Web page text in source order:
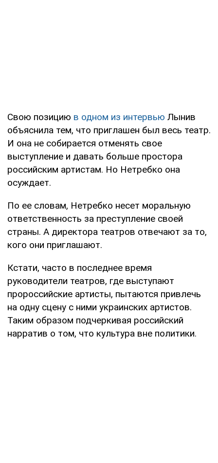
Свою позицию в одном из интервью Лынив
объяснила тем, что приглашен был весь театр.
И она не собирается отменять свое
выступление и давать больше простора
российским артистам. Но Нетребко она
осуждает.
По ее словам, Нетребко несет моральную
ответственность за преступление своей
страны. А директора театров отвечают за то,
кого они приглашают.
Кстати, часто в последнее время
руководители театров, где выступают
пророссийские артисты, пытаются привлечь
на одну сцену с ними украинских артистов.
Таким образом подчеркивая российский
нарратив о том, что культура вне политики.